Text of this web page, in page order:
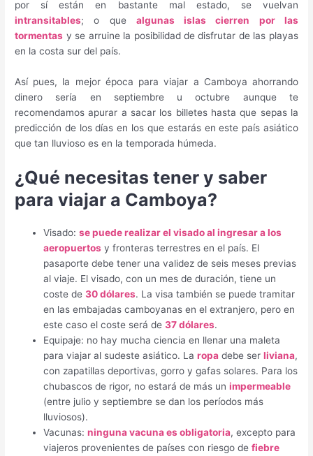
por sí están en bastante mal estado, se vuelvan
intransitables; o que algunas islas cierren por las
tormentas y se arruine la posibilidad de disfrutar de las playas
en la costa sur del país.
Así pues, la mejor época para viajar a Camboya ahorrando
dinero sería en septiembre u octubre aunque te
recomendamos apurar a sacar los billetes hasta que sepas la
predicción de los días en los que estarás en este país asiático
que tan lluvioso es en la temporada húmeda.
¿Qué necesitas tener y saber
para viajar a Camboya?
Visado:se puede realizar el visado al ingresar a los
aeropuertos y fronteras terrestres en el país. El
pasaporte debe tener una validez de seis meses previas
al viaje. El visado, con un mes de duración, tiene un
coste de30 dólares. La visa también se puede tramitar
en las embajadas camboyanas en el extranjero, pero en
este caso el coste será de37 dólares.
Equipaje: no hay mucha ciencia en llenar una maleta
para viajar al sudeste asiático. Laropa debe serliviana,
con zapatillas deportivas, gorro y gafas solares. Para los
chubascos de rigor, no estará de más unimpermeable
(entre julio y septiembre se dan los períodos más
lluviosos).
Vacunas:ninguna vacuna es obligatoria, excepto para
viajeros provenientes de países con riesgo defiebre